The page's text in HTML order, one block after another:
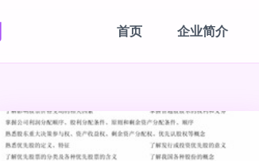
首页 企业简介